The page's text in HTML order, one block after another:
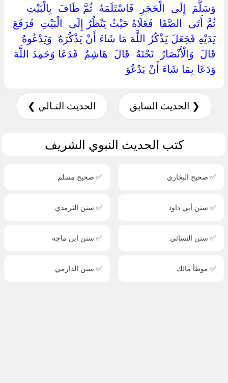
وَسَلَّمَ ‏ ‏إِلَى ‏ ‏الْحَجَرِ ‏ ‏فَاسْتَلَمَهُ ‏ ‏ثُمَّ طَافَ ‏ ‏بِالْبَيْتِ ‏
‏ثُمَّ أَتَى ‏ ‏الصَّفَا ‏ ‏فَعَلَاهُ حَيْثُ يَنْظُرُ إِلَى ‏ ‏الْبَيْتِ ‏ ‏فَرَفَعَ
يَدَيْهِ فَجَعَلَ يَذْكُرُ اللَّهَ مَا شَاءَ أَنْ يَذْكُرَهُ ‏ ‏وَيَدْعُوهُ
قَالَ ‏ ‏وَالْأَنْصَارُ ‏ ‏تَحْتَهُ ‏ ‏قَالَ ‏ ‏هَاشِمٌ ‏ ‏فَدَعَا وَحَمِدَ اللَّهَ
وَدَعَا بِمَا شَاءَ أَنْ يَدْعُوَ ‏
❮ الحديث السابق الحديث التـالي ❯
كتب الحديث النبوي الشريف
✅ صحيح البخاري ✅ صحيح مسلم
✅ سنن أبي داود ✅ سنن الترمذي
✅ سنن النسائي ✅ سنن ابن ماجه
✅ موطأ مالك ✅ سنن الدارمي